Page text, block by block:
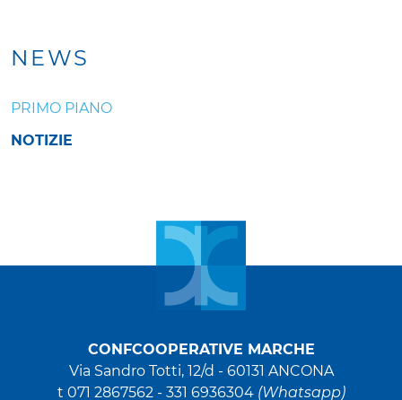
NEWS
PRIMO PIANO
NOTIZIE
CONFCOOPERATIVE MARCHE
Via Sandro Totti, 12/d - 60131 ANCONA
t 071 2867562 - 331 6936304 (Whatsapp)